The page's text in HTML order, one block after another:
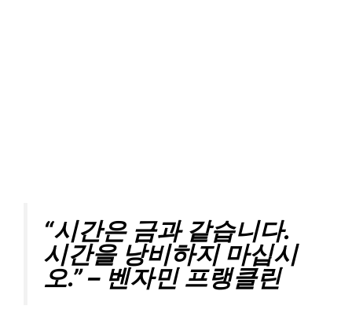
“시간은 금과 같습니다.
시간을 낭비하지 마십시
오.” – 벤자민 프랭클린